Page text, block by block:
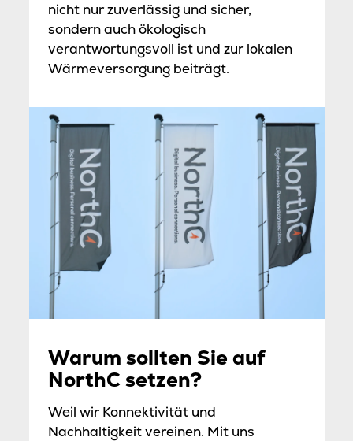
nicht nur zuverlässig und sicher,
sondern auch ökologisch
verantwortungsvoll ist und zur lokalen
Wärmeversorgung beiträgt.
Warum sollten Sie auf
NorthC setzen?
Weil wir Konnektivität und
Nachhaltigkeit vereinen. Mit uns